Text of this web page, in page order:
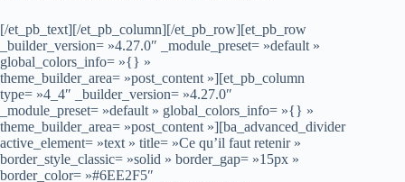
[/et_pb_text][/et_pb_column][/et_pb_row][et_pb_row
_builder_version= »4.27.0″ _module_preset= »default »
global_colors_info= »{} »
theme_builder_area= »post_content »][et_pb_column
type= »4_4″ _builder_version= »4.27.0″
_module_preset= »default » global_colors_info= »{} »
theme_builder_area= »post_content »][ba_advanced_divider
active_element= »text » title= »Ce qu’il faut retenir »
border_style_classic= »solid » border_gap= »15px »
border_color= »#6EE2F5″